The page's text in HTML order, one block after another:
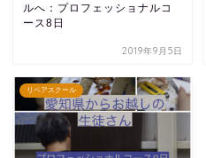
ルへ：プロフェッショナルコ
ース8日
2019年9月5日
リペアスクール